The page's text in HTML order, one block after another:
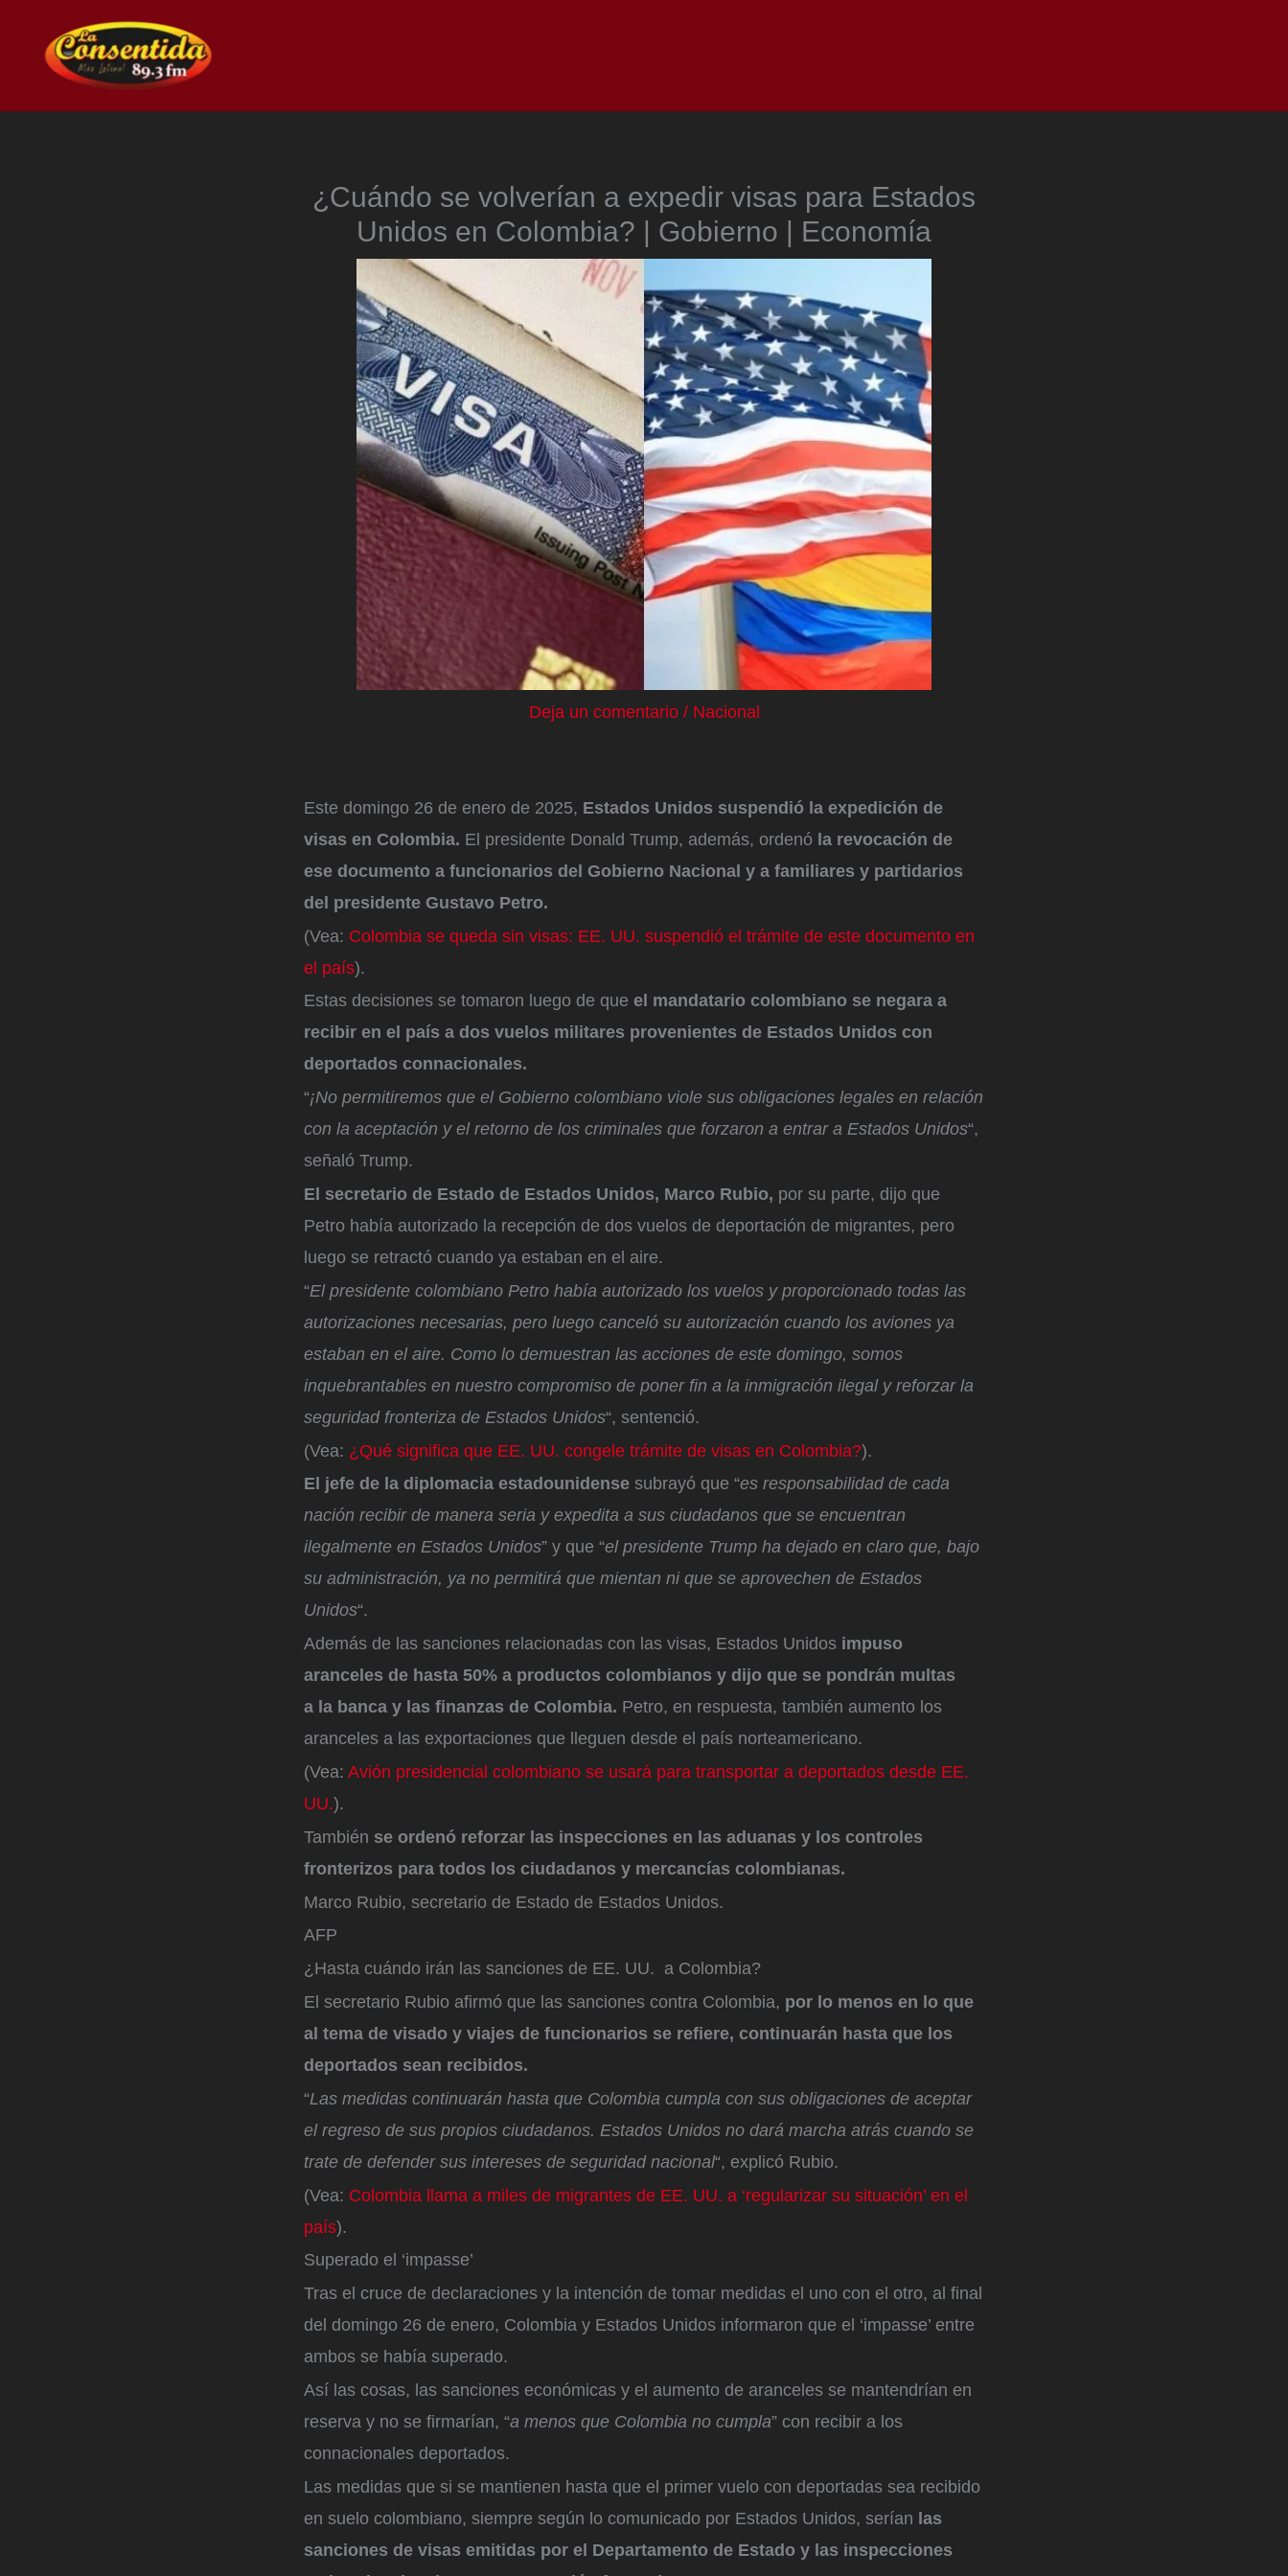
contenido
¿Cuándo se volverían a expedir visas para Estados
Unidos en Colombia? | Gobierno | Economía
Deja un comentario / Nacional
Este domingo 26 de enero de 2025, Estados Unidos suspendió la expedición de
visas en Colombia. El presidente Donald Trump, además, ordenó la revocación de
ese documento a funcionarios del Gobierno Nacional y a familiares y partidarios
del presidente Gustavo Petro.
(Vea: Colombia se queda sin visas: EE. UU. suspendió el trámite de este documento en
el país).
Estas decisiones se tomaron luego de que el mandatario colombiano se negara a
recibir en el país a dos vuelos militares provenientes de Estados Unidos con
deportados connacionales.
“¡No permitiremos que el Gobierno colombiano viole sus obligaciones legales en relación
con la aceptación y el retorno de los criminales que forzaron a entrar a Estados Unidos“,
señaló Trump.
El secretario de Estado de Estados Unidos, Marco Rubio, por su parte, dijo que
Petro había autorizado la recepción de dos vuelos de deportación de migrantes, pero
luego se retractó cuando ya estaban en el aire.
“El presidente colombiano Petro había autorizado los vuelos y proporcionado todas las
autorizaciones necesarias, pero luego canceló su autorización cuando los aviones ya
estaban en el aire. Como lo demuestran las acciones de este domingo, somos
inquebrantables en nuestro compromiso de poner fin a la inmigración ilegal y reforzar la
seguridad fronteriza de Estados Unidos“, sentenció.
(Vea: ¿Qué significa que EE. UU. congele trámite de visas en Colombia?).
El jefe de la diplomacia estadounidense subrayó que “es responsabilidad de cada
nación recibir de manera seria y expedita a sus ciudadanos que se encuentran
ilegalmente en Estados Unidos” y que “el presidente Trump ha dejado en claro que, bajo
su administración, ya no permitirá que mientan ni que se aprovechen de Estados
Unidos“.
Además de las sanciones relacionadas con las visas, Estados Unidos impuso
aranceles de hasta 50% a productos colombianos y dijo que se pondrán multas
a la banca y las finanzas de Colombia. Petro, en respuesta, también aumento los
aranceles a las exportaciones que lleguen desde el país norteamericano.
(Vea: Avión presidencial colombiano se usará para transportar a deportados desde EE.
UU.).
También se ordenó reforzar las inspecciones en las aduanas y los controles
fronterizos para todos los ciudadanos y mercancías colombianas.
Marco Rubio, secretario de Estado de Estados Unidos.
AFP
¿Hasta cuándo irán las sanciones de EE. UU. a Colombia?
El secretario Rubio afirmó que las sanciones contra Colombia, por lo menos en lo que
al tema de visado y viajes de funcionarios se refiere, continuarán hasta que los
deportados sean recibidos.
“Las medidas continuarán hasta que Colombia cumpla con sus obligaciones de aceptar
el regreso de sus propios ciudadanos. Estados Unidos no dará marcha atrás cuando se
trate de defender sus intereses de seguridad nacional“, explicó Rubio.
(Vea: Colombia llama a miles de migrantes de EE. UU. a ‘regularizar su situación’ en el
país).
Superado el ‘impasse’
Tras el cruce de declaraciones y la intención de tomar medidas el uno con el otro, al final
del domingo 26 de enero, Colombia y Estados Unidos informaron que el ‘impasse’ entre
ambos se había superado.
Así las cosas, las sanciones económicas y el aumento de aranceles se mantendrían en
reserva y no se firmarían, “a menos que Colombia no cumpla” con recibir a los
connacionales deportados.
Las medidas que si se mantienen hasta que el primer vuelo con deportadas sea recibido
en suelo colombiano, siempre según lo comunicado por Estados Unidos, serían las
sanciones de visas emitidas por el Departamento de Estado y las inspecciones